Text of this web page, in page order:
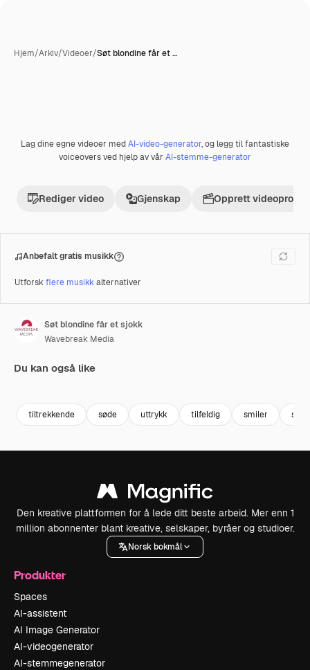
Hjem/Arkiv/Videoer/Søt blondine får et …
Premium
Lag dine egne videoer medAI-video-generator, og legg til fantastiske
voiceovers ved hjelp av vår AI-stemme-generator
Rediger video Gjenskap Opprett
Anbefalt gratis musikk
Utforskflere musikkalternativer
Søt blondine får et sjokk
Wavebreak Media
Du kan også like
tiltrekkende søde uttrykk tilfeldig smiler
Den kreative plattformen for å lede ditt beste arbeid. Mer enn 1
million abonnenter blant kreative, selskaper, byråer og studioer.
Norsk bokmål
Produkter
Spaces
AI-assistent
AI Image Generator
AI-videogenerator
AI-stemmegenerator